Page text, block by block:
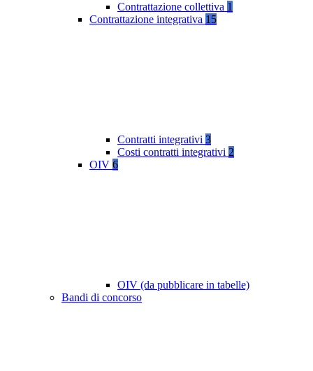
Contrattazione collettiva 1
Contrattazione integrativa 15
Contratti integrativi 3
Costi contratti integrativi 2
OIV 6
OIV (da pubblicare in tabelle)
Bandi di concorso